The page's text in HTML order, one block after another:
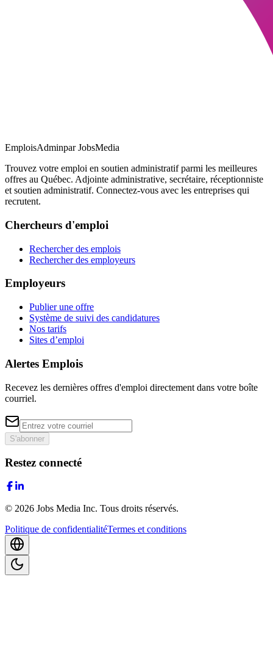
EmploisAdminpar JobsMedia
Trouvez votre emploi en soutien administratif parmi les meilleures
offres au Québec. Adjointe administrative, secrétaire, réceptionniste
et soutien administratif. Connectez-vous avec les entreprises qui
recrutent.
Chercheurs d'emploi
Rechercher des emplois
Rechercher des employeurs
Employeurs
Publier une offre
Système de suivi des candidatures
Nos tarifs
Sites d’emploi
Alertes Emplois
Recevez les dernières offres d'emploi directement dans votre boîte
courriel.
S'abonner
Restez connecté
© 2026 Jobs Media Inc. Tous droits réservés.
Politique de confidentialitéTermes et conditions